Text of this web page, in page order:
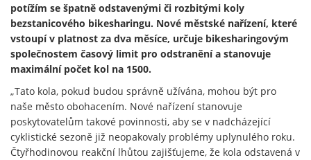
potížím se špatně odstavenými či rozbitými koly
bezstanicového bikesharingu. Nové městské nařízení, které
vstoupí v platnost za dva měsíce, určuje bikesharingovým
společnostem časový limit pro odstranění a stanovuje
maximální počet kol na 1500.
„Tato kola, pokud budou správně užívána, mohou být pro
naše město obohacením. Nové nařízení stanovuje
poskytovatelům takové povinnosti, aby se v nadcházející
cyklistické sezoně již neopakovaly problémy uplynulého roku.
Čtyřhodinovou reakční lhůtou zajišťujeme, že kola odstavená v